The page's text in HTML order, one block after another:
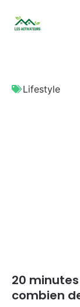
Lifestyle
20
combien